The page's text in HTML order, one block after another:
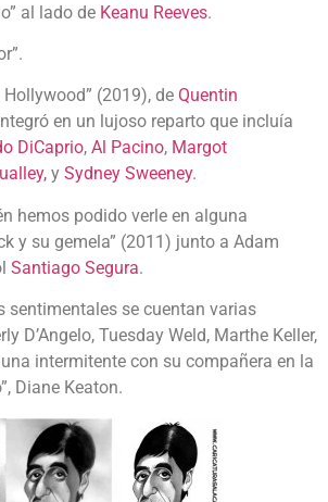
al lado de Keanu Reeves.
(2019), de Quentin
en un lujoso reparto que incluía
DiCaprio, Al Pacino, Margot
y Sydney Sweeney.
hemos podido verle en alguna
y su gemela” (2011) junto a Adam
Santiago Segura.
sentimentales se cuentan varias
D’Angelo, Tuesday Weld, Marthe Keller,
intermitente con su compañera en la
Diane Keaton.